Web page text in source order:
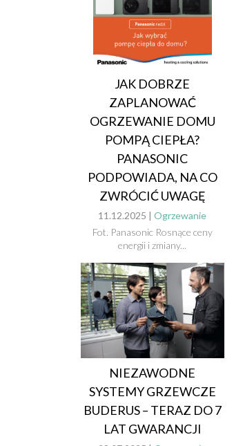
JAK DOBRZE
ZAPLANOWAĆ
OGRZEWANIE DOMU
POMPĄ CIEPŁA?
PANASONIC
PODPOWIADA, NA CO
ZWRÓCIĆ UWAGĘ
11.12.2025 |Ogrzewanie
Fot. Panasonic Rosnące ceny
energii i zmiany...
NIEZAWODNE
SYSTEMY GRZEWCZE
BUDERUS – TERAZ DO 7
LAT GWARANCJI